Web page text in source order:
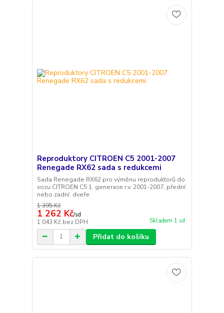
Reproduktory CITROEN C5 2001-2007
Renegade RX62 sada s redukcemi
Sada Renegade RX62 pro výměnu reproduktorů do
vozu CITROEN C5 1. generace r.v. 2001-2007, přední
nebo zadní dveře
1 395 Kč
1 262 Kč/sd
1 043 Kč bez DPH Skladem 1 sd
Přidat do košíku